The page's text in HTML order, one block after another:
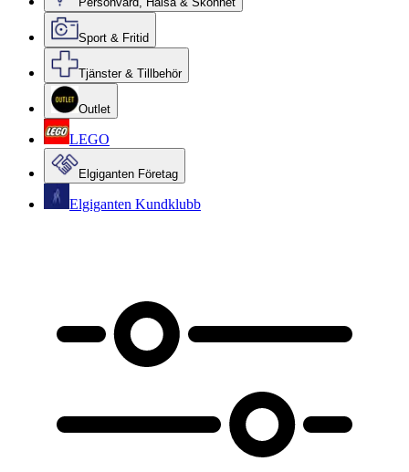
Sport & Fritid
Tjänster & Tillbehör
Outlet
LEGO
Elgiganten Företag
Elgiganten Kundklubb